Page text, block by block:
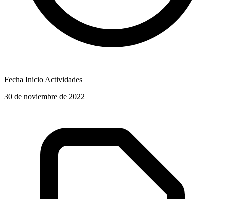
Fecha Inicio Actividades
30 de noviembre de 2022